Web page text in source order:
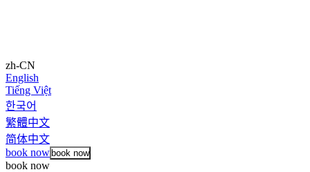
zh-CN
English
Tiếng Việt
한국어
繁體中文
简体中文
book nowbook now
book now